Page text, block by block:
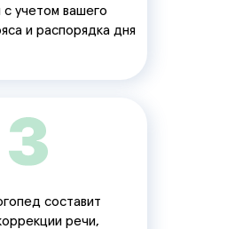
с учетом вашего
и распорядка дня
составит
речи,